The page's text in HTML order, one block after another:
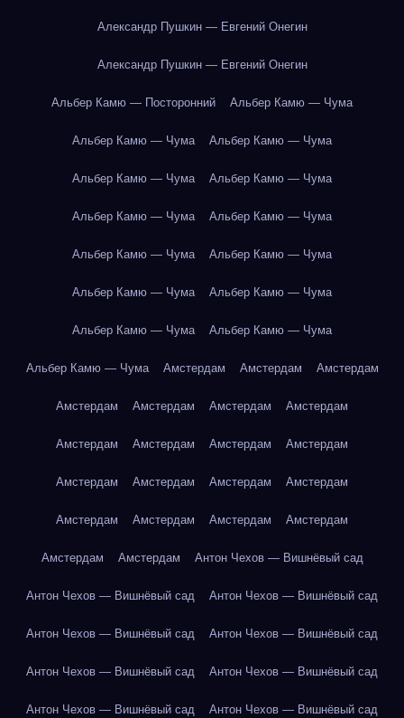
Александр Пушкин — Евгений Онегин
Александр Пушкин — Евгений Онегин
Альбер Камю — Посторонний Альбер Камю — Чума
Альбер Камю — Чума Альбер Камю — Чума
Альбер Камю — Чума Альбер Камю — Чума
Альбер Камю — Чума Альбер Камю — Чума
Альбер Камю — Чума Альбер Камю — Чума
Альбер Камю — Чума Альбер Камю — Чума
Альбер Камю — Чума Альбер Камю — Чума
Альбер Камю — Чума Амстердам Амстердам Амстердам
Амстердам Амстердам Амстердам Амстердам
Амстердам Амстердам Амстердам Амстердам
Амстердам Амстердам Амстердам Амстердам
Амстердам Амстердам Амстердам Амстердам
Амстердам Амстердам Антон Чехов — Вишнёвый сад
Антон Чехов — Вишнёвый сад Антон Чехов — Вишнёвый сад
Антон Чехов — Вишнёвый сад Антон Чехов — Вишнёвый сад
Антон Чехов — Вишнёвый сад Антон Чехов — Вишнёвый сад
Антон Чехов — Вишнёвый сад Антон Чехов — Вишнёвый сад